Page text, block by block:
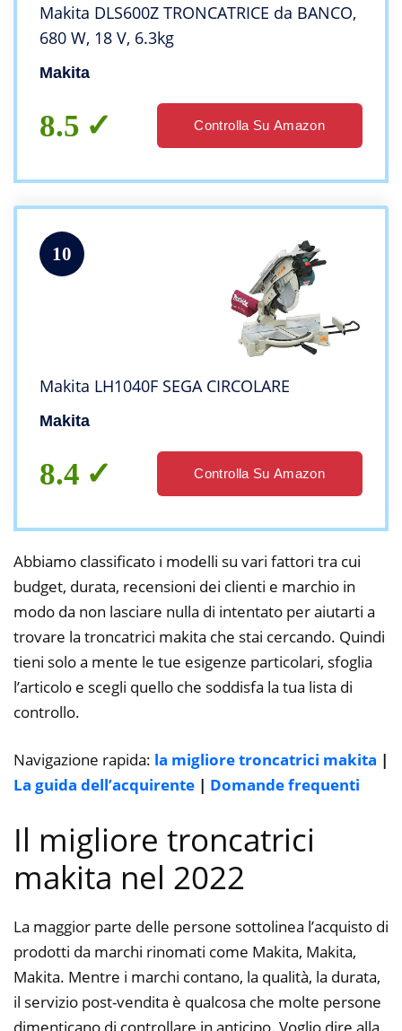
Makita DLS600Z TRONCATRICE da BANCO,
680 W, 18 V, 6.3kg
Makita
8.5 Controlla Su Amazon
10
Makita LH1040F SEGA CIRCOLARE
Makita
8.4 Controlla Su Amazon
Abbiamo classificato i modelli su vari fattori tra cui
budget, durata, recensioni dei clienti e marchio in
modo da non lasciare nulla di intentato per aiutarti a
trovare la troncatrici makita che stai cercando. Quindi
tieni solo a mente le tue esigenze particolari, sfoglia
l’articolo e scegli quello che soddisfa la tua lista di
controllo.
Navigazione rapida: la migliore troncatrici makita |
La guida dell’acquirente | Domande frequenti
Il migliore troncatrici
makita nel 2022
La maggior parte delle persone sottolinea l’acquisto di
prodotti da marchi rinomati come Makita, Makita,
Makita. Mentre i marchi contano, la qualità, la durata,
il servizio post-vendita è qualcosa che molte persone
dimenticano di controllare in anticipo. Voglio dire alla